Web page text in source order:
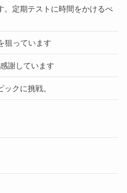
。定期テストに時間をかけるべ
狙っています
謝しています
クに挑戦。